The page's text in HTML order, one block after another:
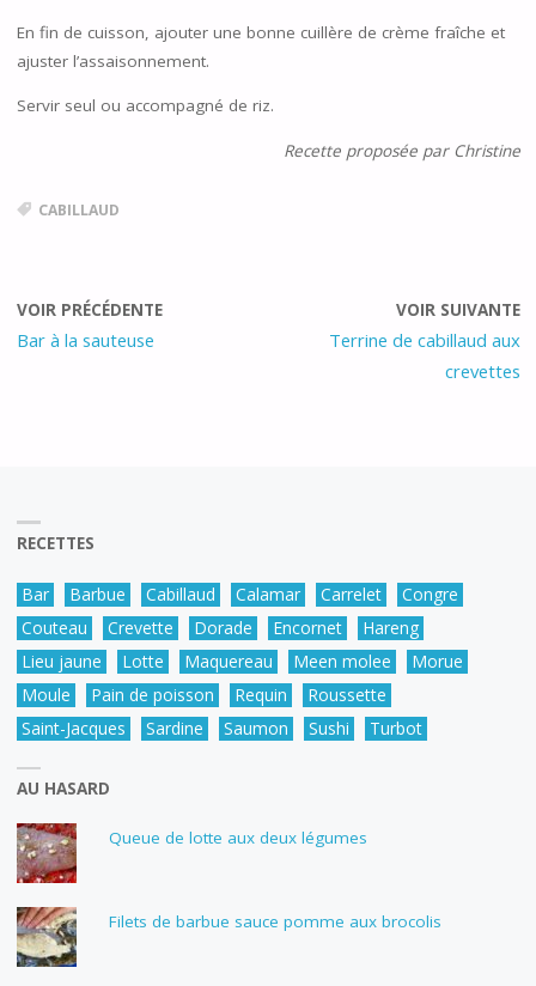
En fin de cuisson, ajouter une bonne cuillère de crème fraîche et
ajuster l’assaisonnement.
Servir seul ou accompagné de riz.
Recette proposée par Christine
CABILLAUD
VOIR PRÉCÉDENTE
Bar à la sauteuse
VOIR SUIVANTE
Terrine de cabillaud aux
crevettes
RECETTES
Bar Barbue Cabillaud Calamar Carrelet
Congre
Couteau
Crevette Dorade Encornet
Hareng
Lieu jaune
Lotte Maquereau Meen molee
Morue
Moule
Pain de poisson Requin
Roussette
Saint-Jacques
Sardine Saumon Sushi Turbot
AU HASARD
Queue de lotte aux deux légumes
Filets de barbue sauce pomme aux brocolis